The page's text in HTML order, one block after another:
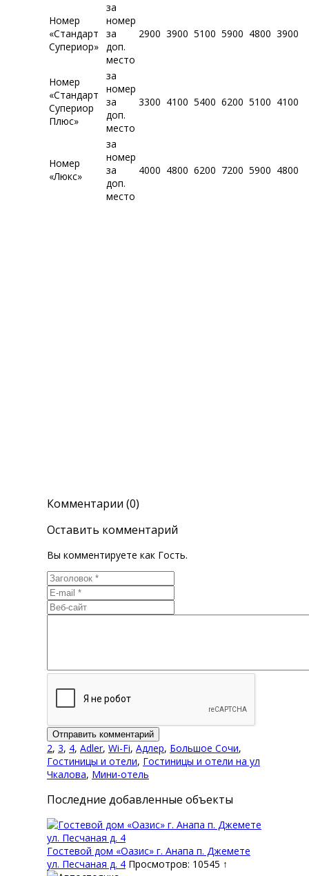
Номер
«Стандарт
Супериор»
за
номер
за
доп.
место
2900 3900 5100 5900 4800 3900
Номер
«Стандарт
Супериор
Плюс»
за
номер
за
доп.
место
3300 4100 5400 6200 5100 4100
Номер
«Люкс»
за
номер
за
доп.
место
4000 4800 6200 7200 5900 4800
Комментарии (0)
Оставить комментарий
Вы комментируете как Гость.
2, 3, 4, Adler, Wi-Fi, Адлер, Большое Сочи,
Гостиницы и отели, Гостиницы и отели на ул
Чкалова, Мини-отель
Последние добавленные объекты
Гостевой дом «Оазис» г. Анапа п. Джемете
ул. Песчаная д. 4 Просмотров: 10545 ↑